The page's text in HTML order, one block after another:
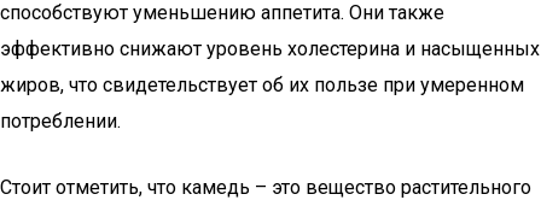
способствуют уменьшению аппетита. Они также
эффективно снижают уровень холестерина и насыщенных
жиров, что свидетельствует об их пользе при умеренном
потреблении.
Стоит отметить, что камедь – это вещество растительного